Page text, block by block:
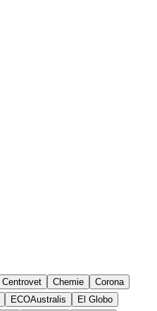
Centrovet Chemie
Corona
ECOAustralis
El Globo